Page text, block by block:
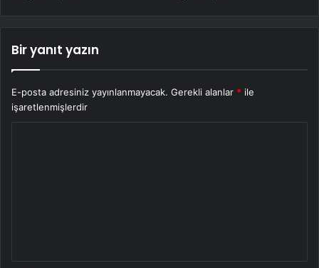
Bir yanıt yazın
E-posta adresiniz yayınlanmayacak. Gerekli alanlar * ile
işaretlenmişlerdir